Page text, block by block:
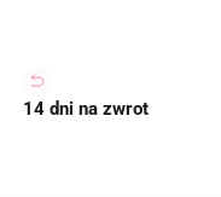
14 dni na zwrot